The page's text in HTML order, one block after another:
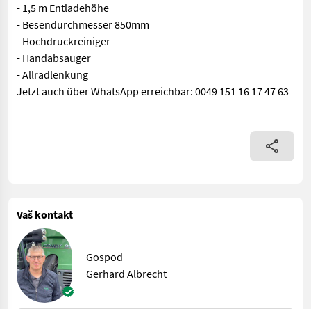
- 1,5 m Entladehöhe
- Besendurchmesser 850mm
- Hochdruckreiniger
- Handabsauger
- Allradlenkung
Jetzt auch über WhatsApp erreichbar: 0049 151 16 17 47 63
- Saugmundkamera - Rückfahrkamera - 2m³
Vaš kontakt
Gospod
Gerhard Albrecht